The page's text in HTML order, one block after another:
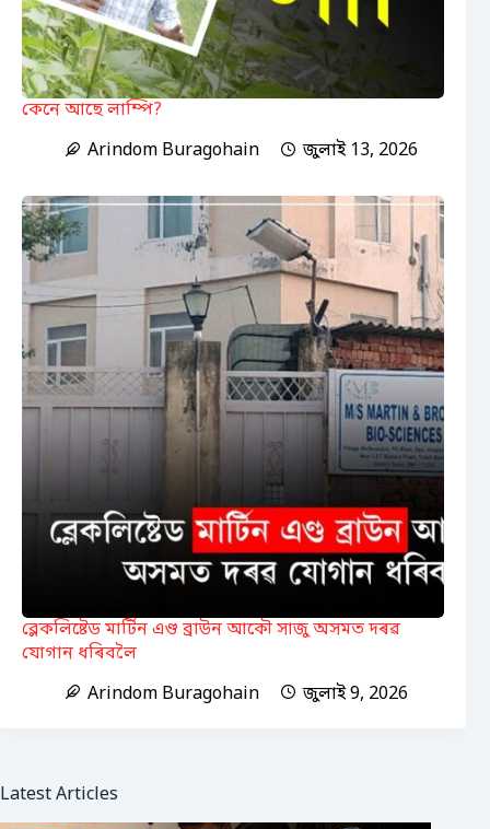
কেনে আছে লাম্পি?
Arindom Buragohain
জুলাই 13, 2026
ব্লেকলিষ্টেড মাৰ্টিন এণ্ড ব্ৰাউন আকৌ সাজু অসমত দৰৱ
যোগান ধৰিবলৈ
Arindom Buragohain
জুলাই 9, 2026
Latest Articles